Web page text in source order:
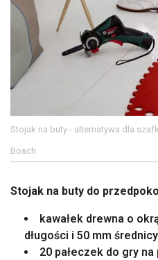
Stojak na buty - alternatywa dla
Bosch
Stojak na buty do
kawałek drewna o
długości i 50 mm średnicy
20 pałeczek do gry na